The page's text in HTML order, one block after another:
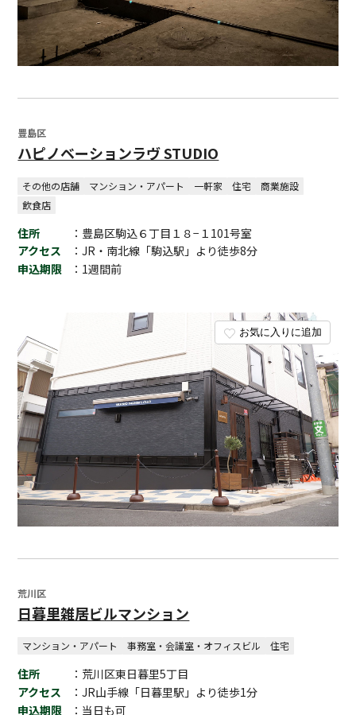
お気に入りに追加
豊島区
ハピノベーションラヴ STUDIO
その他の店舗 マンション・アパート 一軒家 住宅
商業施設
飲食店
住所
：豊島区駒込６丁目１８−１101号室
アクセス
：JR・南北線「駒込駅」より徒歩8分
申込期限
：1週間前
荒川区
日暮里雑居ビルマンション
マンション・アパート 事務室・会議室・オフィスビル 住宅
住所
：荒川区東日暮里5丁目
アクセス
：JR山手線「日暮里駅」より徒歩1分
申込期限
：当日も可